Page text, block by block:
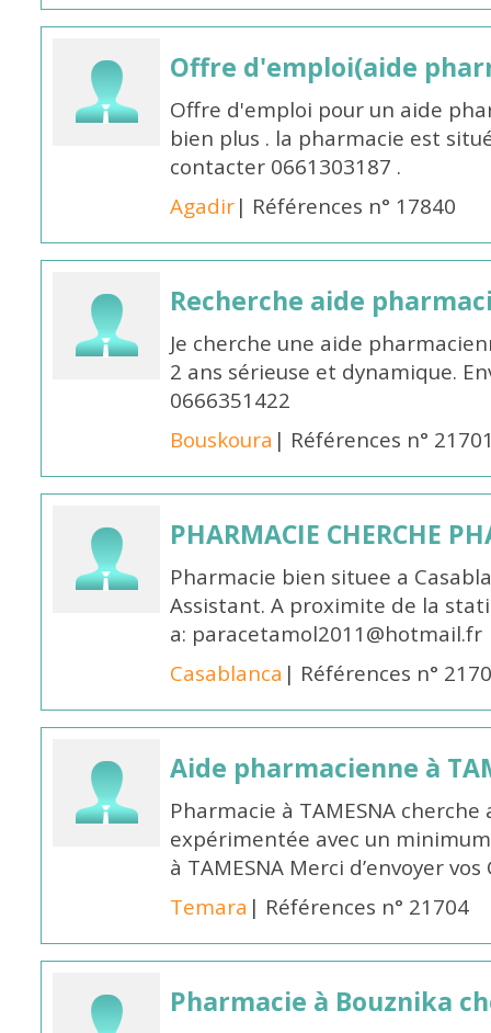
Offre d'emploi(aide
Offre d'emploi pour un aide
bien plus . la pharmacie est
contacter 0661303187 .
Agadir| Références n° 17840
Recherche aide
Je cherche une aide
2 ans sérieuse et dynamique.
0666351422
Bouskoura | Références n°
PHARMACIE CHERCHE
Pharmacie bien situee a
Assistant. A proximite de la
a: paracetamol2011@hotmail.fr
Casablanca | Références n°
Aide pharmacienne à
Pharmacie à TAMESNA
expérimentée avec un
à TAMESNA Merci d’envoyer
Temara | Références n° 21704
Pharmacie à Bouznika